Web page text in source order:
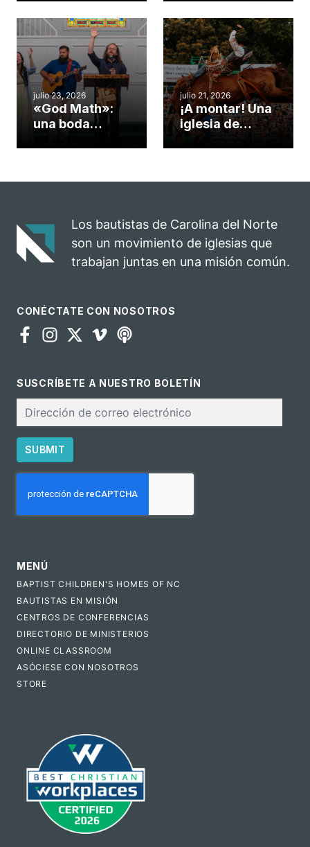
Cary se
convirtió en un
insólito campo
misionero te
cuento
obra de Dios
durante la
Semana
ServeNC
julio 23, 2026
«God Math»:
una boda
celebra el
julio 21, 2026
¡A montar! Una
iglesia de
rodeo anual en
para el
ministerio
Los bautistas de Carolina del Norte
son un movimiento de iglesias que
trabajan juntas en una misión común.
CONÉCTATE CON NOSOTROS
SUSCRÍBETE A NUESTRO BOLETÍN
electrónico
SUBMIT
MENÚ
BAPTIST CHILDREN'S HOMES OF NC
BAUTISTAS EN MISIÓN
CENTROS DE CONFERENCIAS
DIRECTORIO DE MINISTERIOS
ONLINE CLASSROOM
ASÓCIESE CON NOSOTROS
STORE